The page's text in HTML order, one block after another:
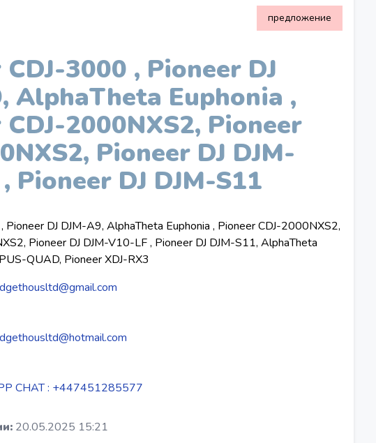
предложение
3000 , Pioneer DJ
AlphaTheta Euphonia ,
2000NXS2, Pioneer
Pioneer DJ DJM-
Pioneer DJ DJM-S11
Pioneer DJ DJM-A9, AlphaTheta Euphonia , Pioneer CDJ-2000NXS2,
Pioneer DJ DJM-V10-LF , Pioneer DJ DJM-S11, AlphaTheta
QUAD, Pioneer XDJ-RX3
CHAT : +447451285577
20.05.2025 15:21